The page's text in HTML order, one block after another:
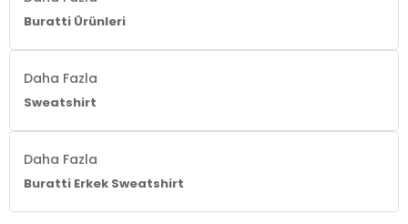
Buratti Ürünleri
Daha Fazla
Sweatshirt
Daha Fazla
Buratti Erkek Sweatshirt